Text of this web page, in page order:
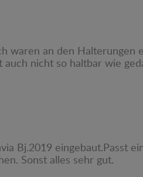
waren an den Halterungen
nicht so haltbar wie
Bj.2019 eingebaut.Passt
Sonst alles sehr gut.